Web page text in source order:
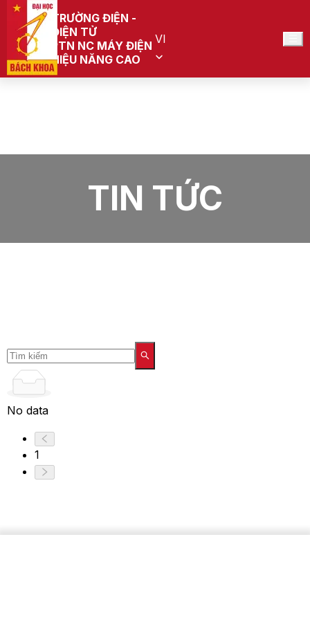
TRƯỜNG ĐIỆN -
ĐIỆN TỬ
PTN NC MÁY ĐIỆN
HIỆU NĂNG CAO
VI
TIN TỨC
No data
1